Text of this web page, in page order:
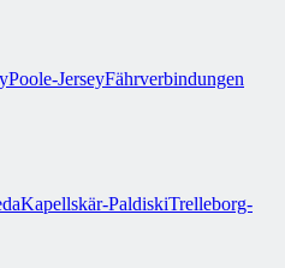
Poole-JerseyFährverbindungen
Kapellskär-PaldiskiTrelleborg-